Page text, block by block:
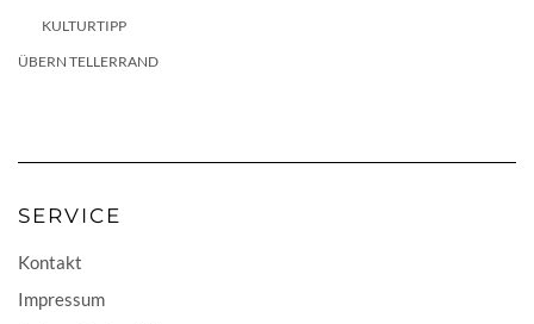
KULTURTIPP
ÜBERN TELLERRAND
SERVICE
Kontakt
Impressum